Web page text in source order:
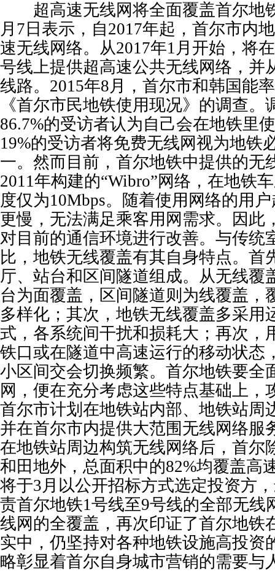
超高速无线网将全面覆盖首尔地
月7日表示，自2017年起，首尔市内
速无线网络。从2017年1月开始，将
号线上提供超高速公共无线网络，并
线路。2015年8月，首尔市和韩国能
《首尔市民地铁使用现况》的调查。
86.7%的受访者认为自己会在地铁里
19%的受访者将免费无线网视为地铁
一。然而目前，首尔地铁中提供的无
2011年构建的“Wibro”网络，在地铁
度仅为10Mbps。随着使用网络的用
更慢，无法满足乘客用网需求。因此
对目前的通信环境进行改善。与传统
比，地铁无线覆盖有其自身特点。首
厅、站台和区间隧道组成。从无线覆
台为面覆盖，区间隧道则为线覆盖，
多样化；其次，地铁无线覆盖多采用
式，各系统间干扰和损耗大；再次，
铁口或在隧道中高速运行的移动状态
小区间交会切换频繁。首尔地铁要全
网，便在充分考虑这些特点基础上，
首尔市计划在地铁站内部、地铁站周
并在首尔市内提供大范围无线网络服
在地铁站周边构筑无线网络后，首尔
和田地外，总面积中的82%均覆盖高
将于3月以公开招标方式选定投资方
责首尔地铁1号线至9号线的全部无线
线网的全覆盖，再次印证了首尔地铁
实中，仍坚持对各种地铁设施高投资
略彰显着首尔自身城市营销的需要与